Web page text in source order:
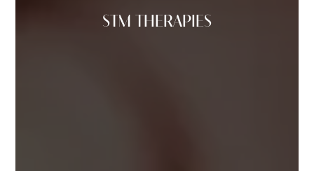
STM THERAPIES